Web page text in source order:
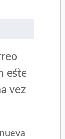
este
vez